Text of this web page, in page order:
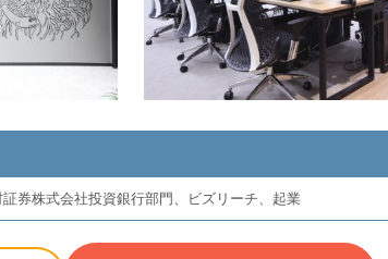
券株式会社投資銀行部門、ビズリーチ、起業